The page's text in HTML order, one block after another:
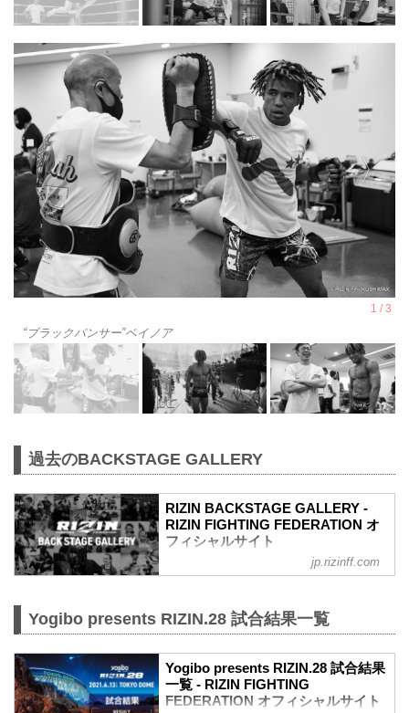
“ブラックパンサー”ベイノア
過去のBACKSTAGE GALLERY
RIZIN BACKSTAGE GALLERY -
RIZIN FIGHTING FEDERATION オ
フィシャルサイト
戦いの裏側で選手が見せる真実の素顔。
jp.rizinff.com
Yogibo presents RIZIN.28 試合結果一覧
Yogibo presents RIZIN.28 試合結果
一覧 - RIZIN FIGHTING
FEDERATION オフィシャルサイト